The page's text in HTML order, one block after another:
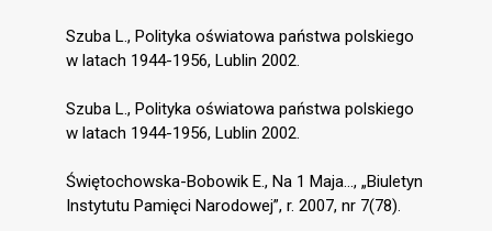
Szuba L., Polityka oświatowa państwa polskiego
w latach 1944-1956, Lublin 2002.
Szuba L., Polityka oświatowa państwa polskiego
w latach 1944-1956, Lublin 2002.
Świętochowska-Bobowik E., Na 1 Maja..., „Biuletyn
Instytutu Pamięci Narodowej”, r. 2007, nr 7(78).